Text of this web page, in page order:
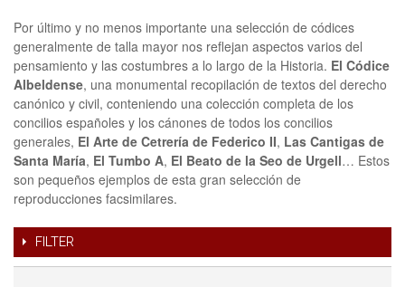
Por último y no menos importante una selección de códices
generalmente de talla mayor nos reflejan aspectos varios del
pensamiento y las costumbres a lo largo de la Historia. El Códice
Albeldense, una monumental recopilación de textos del derecho
canónico y civil, conteniendo una colección completa de los
concilios españoles y los cánones de todos los concilios
generales, El Arte de Cetrería de Federico II, Las Cantigas de
Santa María, El Tumbo A, El Beato de la Seo de Urgell… Estos
son pequeños ejemplos de esta gran selección de
reproducciones facsimilares.
FILTER